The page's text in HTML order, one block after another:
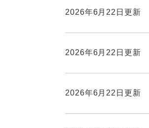
2026年6月22日更新
2026年6月22日更新
2026年6月22日更新